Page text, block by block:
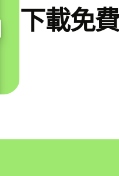
下載免